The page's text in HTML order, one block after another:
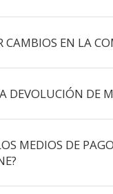
CAMBIOS EN LA
DEVOLUCIÓN DE
MEDIOS DE